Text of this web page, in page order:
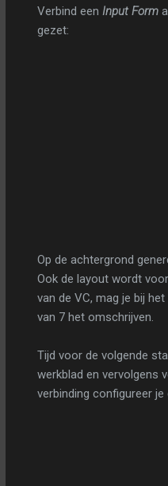
Verbind een Input Form
gezet:
Op de achtergrond
Ook de layout wordt
van de VC, mag je bij
van 7 het omschrijven.
Tijd voor de volgende
werkblad en vervolgens
verbinding configureer